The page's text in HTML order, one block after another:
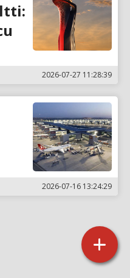
2026-07-27 11:28:39
2026-07-16 13:24:29